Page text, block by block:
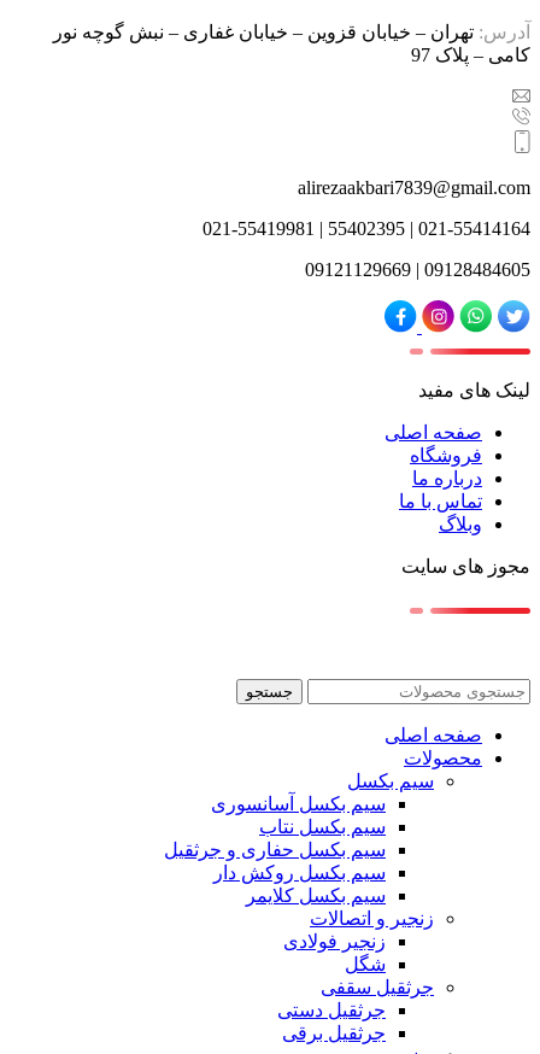
آدرس: تهران – خیابان قزوین – خیابان غفاری – نبش گوچه نور
کامی – پلاک 97
alirezaakbari7839@gmail.com
021-55414164 | 55402395 | 021-55419981
09128484605 | 09121129669
لینک های مفید
صفحه اصلی
فروشگاه
درباره ما
تماس با ما
وبلاگ
مجوز های سایت
جستجو
صفحه اصلی
محصولات
سیم بکسل
سیم بکسل آسانسوری
سیم بکسل نتاب
سیم بکسل حفاری و جرثقیل
سیم بکسل روکش دار
سیم بکسل کلایمر
زنجیر و اتصالات
زنجیر فولادی
شگل
جرثقیل سقفی
جرثقیل دستی
جرثقیل برقی